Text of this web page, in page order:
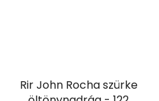
Rir John Rocha szürke